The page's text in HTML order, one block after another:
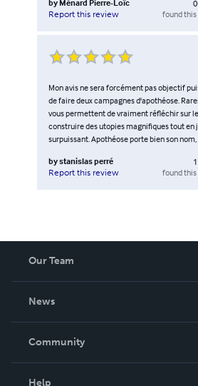
by Ménard Pierre-Loîc
Report this review
0
found
Mon avis ne sera forcément pas objectif
de faire deux campagnes d'apothéose.
vous permettent de vraiment réfléchir sur
construire des utopies magnifiques tout en
surpuissant. Apothéose porte bien son
bystanislas perré
Report this review
1
found
Our Team
News
In The News
Community
Help